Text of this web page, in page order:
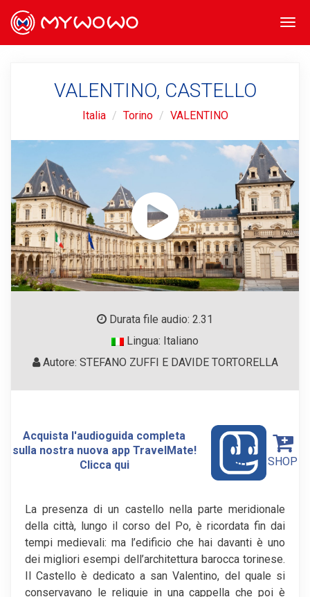
VALENTINO, CASTELLO
Italia Torino VALENTINO
Durata file audio: 2.31
Lingua: Italiano
Autore: STEFANO ZUFFI E DAVIDE TORTORELLA
Acquista l'audioguida completa
sulla nostra nuova app TravelMate!
Clicca qui
SHOP
La presenza di un castello nella parte meridionale
della città, lungo il corso del Po, è ricordata fin dai
tempi medievali: ma l’edificio che hai davanti è uno
dei migliori esempi dell’architettura barocca torinese.
Il Castello è dedicato a san Valentino, del quale si
conservavano le reliquie in una cappella che poi è